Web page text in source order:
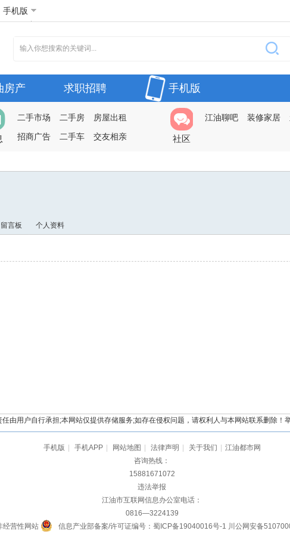
手机版
房产 求职招聘 手机版
二手市场 二手房
房屋出租
招商广告
二手车 交友相亲 社区
江油聊吧 装修家居
留言板 个人资料
由用户自行承担;本网站仅提供存储服务;如存在侵权问题，请权利人与本网站联系删除！
手机版 手机APP 网站地图 法律声明 关于我们
江油都市网
咨询热线：
15881671072
违法举报
江油市互联网信息办公室电话：
0816—3224139
营性网站 信息产业部备案/许可证编号：蜀ICP备19040016号-1 川公网安备